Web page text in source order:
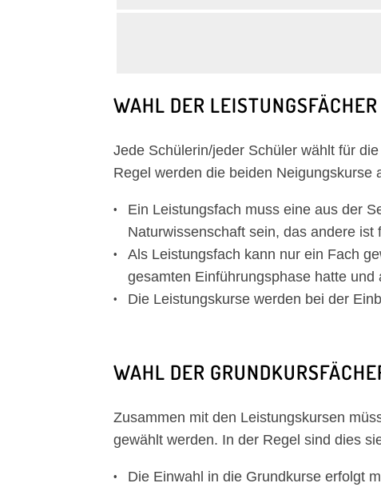
WAHL DER LEISTUNGSFÄCHER
Jede Schülerin/jeder Schüler wählt für
Regel werden die beiden Neigungskurse
Ein Leistungsfach muss eine aus der
Naturwissenschaft sein, das andere ist
Als Leistungsfach kann nur ein Fach
gesamten Einführungsphase hatte
Die Leistungskurse werden bei der
WAHL DER
Zusammen mit den Leistungskursen
gewählt werden. In der Regel sind dies
Die Einwahl in die Grundkurse erfolgt